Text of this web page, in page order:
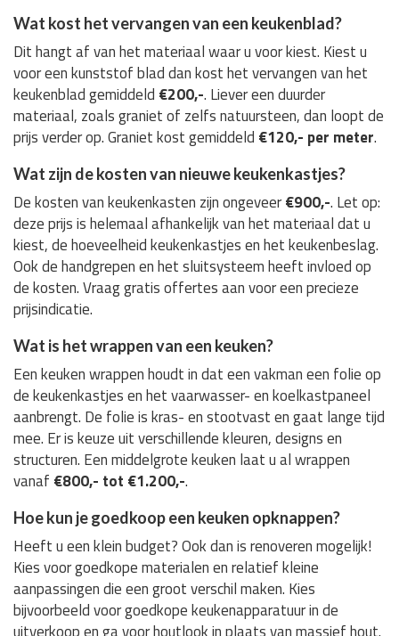
Wat kost het vervangen van een keukenblad?
Dit hangt af van het materiaal waar u voor kiest. Kiest u
voor een kunststof blad dan kost het vervangen van het
keukenblad gemiddeld €200,-. Liever een duurder
materiaal, zoals graniet of zelfs natuursteen, dan loopt de
prijs verder op. Graniet kost gemiddeld €120,- per meter.
Wat zijn de kosten van nieuwe keukenkastjes?
De kosten van keukenkasten zijn ongeveer€900,-. Let op:
deze prijs is helemaal afhankelijk van het materiaal dat u
kiest, de hoeveelheid keukenkastjes en het keukenbeslag.
Ook de handgrepen en het sluitsysteem heeft invloed op
de kosten. Vraag gratis offertes aan voor een precieze
prijsindicatie.
Wat is het wrappen van een keuken?
Een keuken wrappen houdt in dat een vakman een folie op
de keukenkastjes en het vaarwasser- en koelkastpaneel
aanbrengt. De folie is kras- en stootvast en gaat lange tijd
mee. Er is keuze uit verschillende kleuren, designs en
structuren. Een middelgrote keuken laat u al wrappen
vanaf €800,- tot €1.200,-.
Hoe kun je goedkoop een keuken opknappen?
Heeft u een klein budget? Ook dan is renoveren mogelijk!
Kies voor goedkope materialen en relatief kleine
aanpassingen die een groot verschil maken. Kies
bijvoorbeeld voor goedkope keukenapparatuur in de